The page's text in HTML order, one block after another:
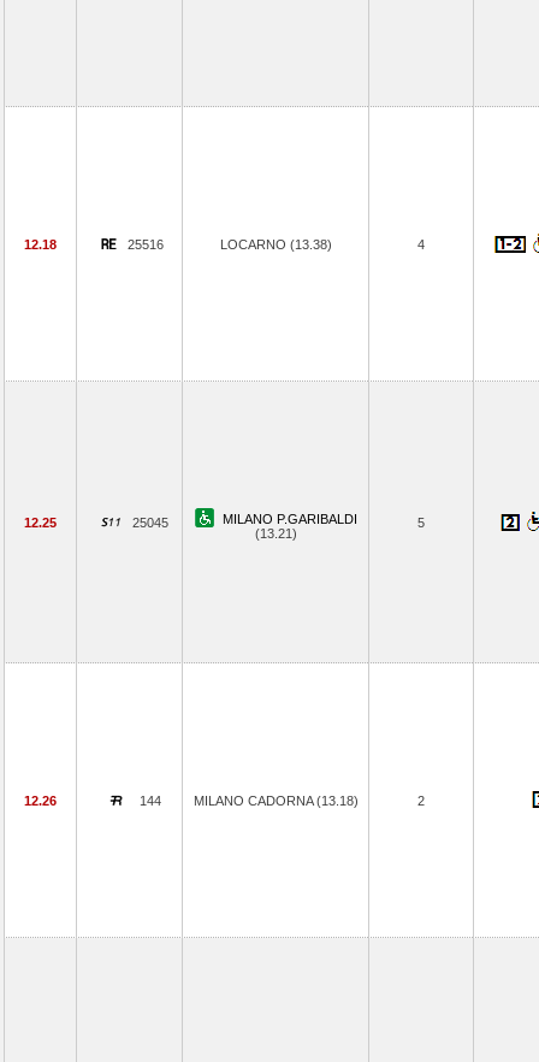
12.18 25516 LOCARNO (13.38) 4
12.25 25045
MILANO P.GARIBALDI
(13.21)
5
12.26 144 MILANO CADORNA (13.18) 2